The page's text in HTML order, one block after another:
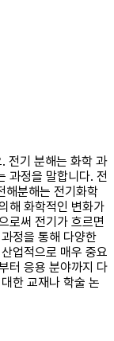
전기 분해는 화학 과
과정을 말합니다. 전
해분해는 전기화학
해 화학적인 변화가
로써 전기가 흐르면
정을 통해 다양한
업적으로 매우 중요
터 응용 분야까지 다
한 교재나 학술 논